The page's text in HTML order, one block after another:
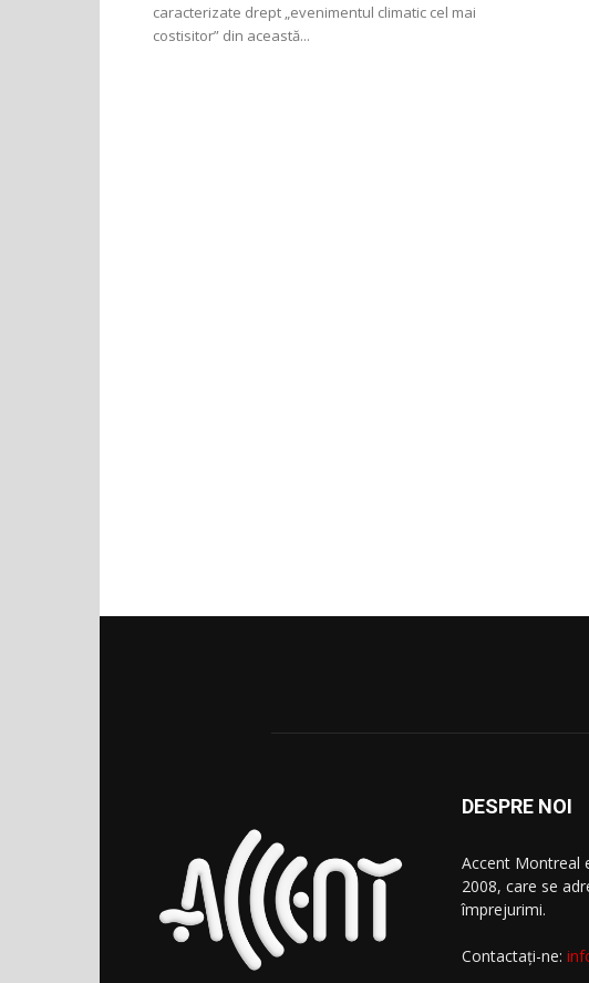
caracterizate drept „evenimentul climatic cel mai
costisitor” din această...
DESPRE NOI
Accent Montreal
2008, care se
împrejurimi.
Contactați-ne: